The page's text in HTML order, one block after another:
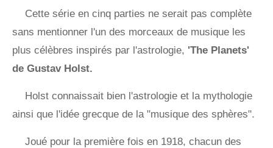
Cette série en cinq parties ne serait pas complète
sans mentionner l'un des morceaux de musique les
plus célèbres inspirés par l'astrologie, 'The Planets'
de Gustav Holst.
Holst connaissait bien l'astrologie et la mythologie
ainsi que l'idée grecque de la "musique des sphères".
Joué pour la première fois en 1918, chacun des